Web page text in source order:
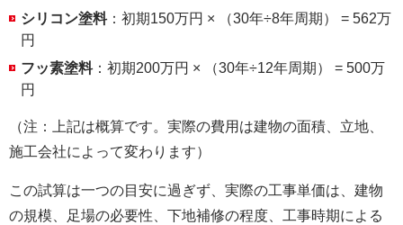
シリコン塗料：初期150万円 × （30年÷8年周期） = 562万
円
フッ素塗料：初期200万円 × （30年÷12年周期） = 500万
円
（注：上記は概算です。実際の費用は建物の面積、立地、
施工会社によって変わります）
この試算は一つの目安に過ぎず、実際の工事単価は、建物
の規模、足場の必要性、下地補修の程度、工事時期による